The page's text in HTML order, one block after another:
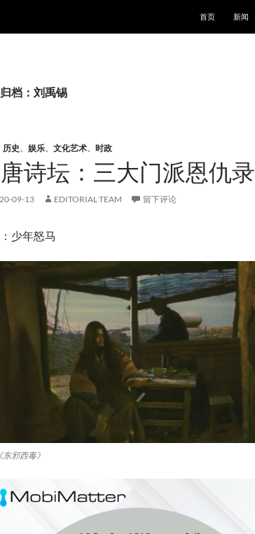
首页
新闻
档：刘禹锡
历史、 娱乐、 文化艺术、 时政
诗坛：三大门派恩仇录
09-13 EDITORIAL TEAM 留下评论
少年怒马
邪西毒》